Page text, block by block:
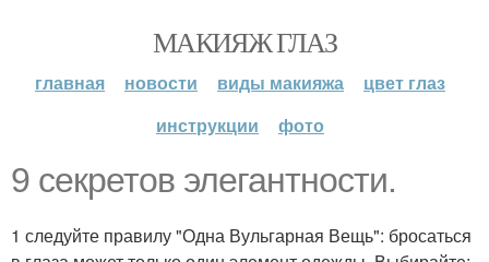
МАКИЯЖ ГЛАЗ
главная новости виды макияжа
цвет глаз
инструкции
фото
9 секретов элегантности.
1 следуйте правилу "Одна Вульгарная Вещь": бросаться